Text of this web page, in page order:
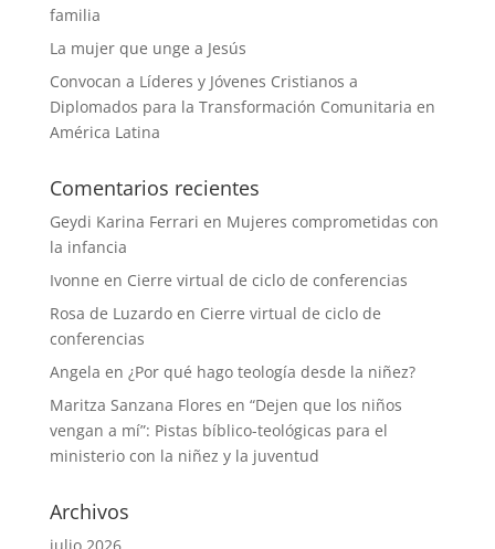
familia
La mujer que unge a Jesús
Convocan a Líderes y Jóvenes Cristianos a
Diplomados para la Transformación Comunitaria en
América Latina
Comentarios recientes
Geydi Karina Ferrari en Mujeres comprometidas con
la infancia
Ivonne en Cierre virtual de ciclo de conferencias
Rosa de Luzardoen Cierre virtual de ciclo de
conferencias
Angela en ¿Por qué hago teología desde la niñez?
Maritza Sanzana Flores en “Dejen que los niños
vengan a mí”: Pistas bíblico-teológicas para el
ministerio con la niñez y la juventud
Archivos